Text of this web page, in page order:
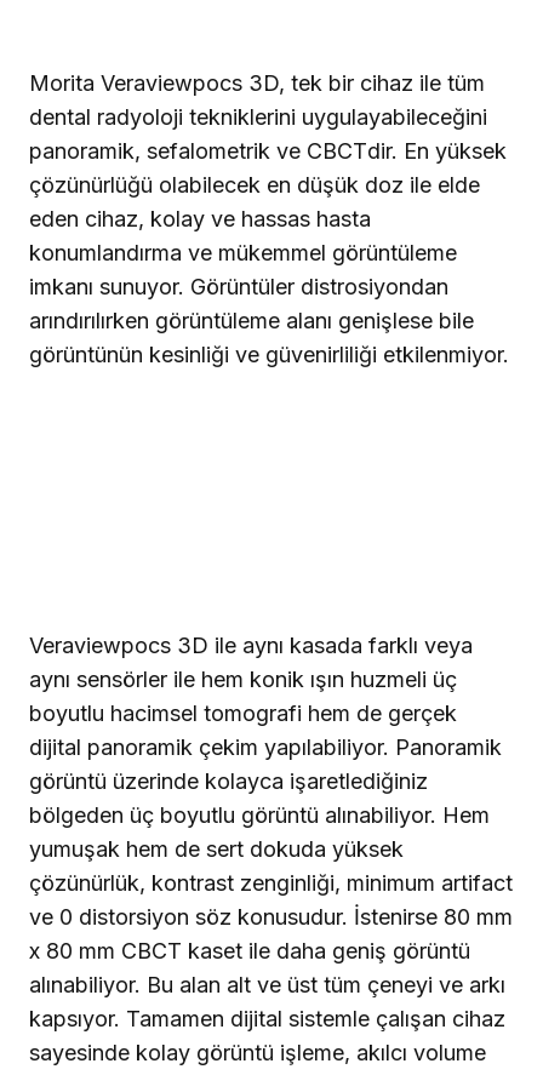
Morita Veraviewpocs 3D, tek bir cihaz ile tüm
dental radyoloji tekniklerini uygulayabileceğini
panoramik, sefalometrik ve CBCTdir. En yüksek
çözünürlüğü olabilecek en düşük doz ile elde
eden cihaz, kolay ve hassas hasta
konumlandırma ve mükemmel görüntüleme
imkanı sunuyor. Görüntüler distrosiyondan
arındırılırken görüntüleme alanı genişlese bile
görüntünün kesinliği ve güvenirliliği etkilenmiyor.
Veraviewpocs 3D ile aynı kasada farklı veya
aynı sensörler ile hem konik ışın huzmeli üç
boyutlu hacimsel tomografi hem de gerçek
dijital panoramik çekim yapılabiliyor. Panoramik
görüntü üzerinde kolayca işaretlediğiniz
bölgeden üç boyutlu görüntü alınabiliyor. Hem
yumuşak hem de sert dokuda yüksek
çözünürlük, kontrast zenginliği, minimum artifact
ve 0 distorsiyon söz konusudur. İstenirse 80 mm
x 80 mm CBCT kaset ile daha geniş görüntü
alınabiliyor. Bu alan alt ve üst tüm çeneyi ve arkı
kapsıyor. Tamamen dijital sistemle çalışan cihaz
sayesinde kolay görüntü işleme, akılcı volume